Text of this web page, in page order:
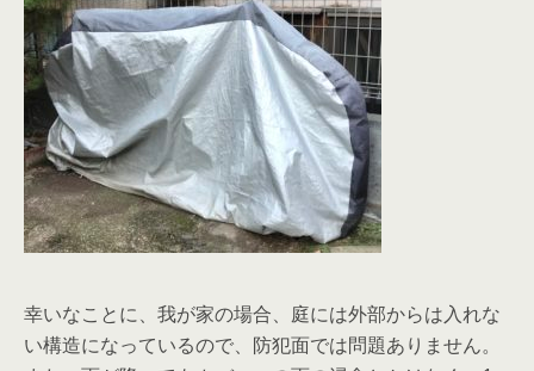
幸いなことに、我が家の場合、庭には外部からは入れな
い構造になっているので、防犯面では問題ありません。